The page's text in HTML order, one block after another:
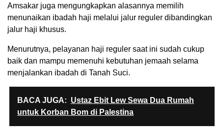
Amsakar juga mengungkapkan alasannya memilih
menunaikan ibadah haji melalui jalur reguler dibandingkan
jalur haji khusus.
Menurutnya, pelayanan haji reguler saat ini sudah cukup
baik dan mampu memenuhi kebutuhan jemaah selama
menjalankan ibadah di Tanah Suci.
BACA JUGA: Ustaz Ebit Lew Sewa Dua Rumah
untuk Korban Bom di Palestina